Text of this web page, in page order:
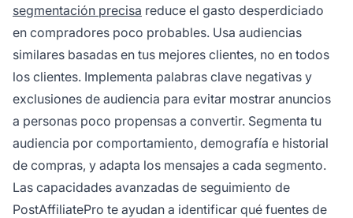
segmentación precisa reduce el gasto desperdiciado
en compradores poco probables. Usa audiencias
similares basadas en tus mejores clientes, no en todos
los clientes. Implementa palabras clave negativas y
exclusiones de audiencia para evitar mostrar anuncios
a personas poco propensas a convertir. Segmenta tu
audiencia por comportamiento, demografía e historial
de compras, y adapta los mensajes a cada segmento.
Las capacidades avanzadas de seguimiento de
PostAffiliatePro te ayudan a identificar qué fuentes de